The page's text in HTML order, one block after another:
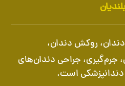
،روکش دندان،
جراحی دندان‌های
دندانپزشکی است.